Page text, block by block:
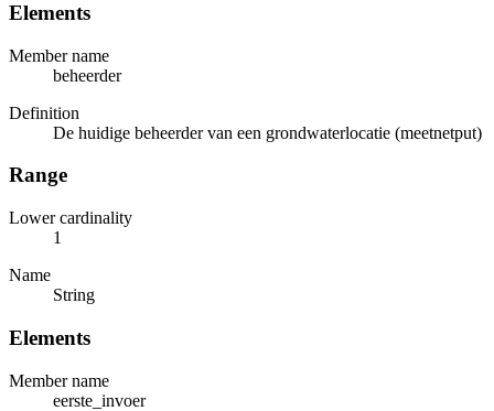
Elements
Member name
beheerder
Definition
De huidige beheerder van een grondwaterlocatie (meetnetput)
Range
Lower cardinality
1
Name
String
Elements
Member name
eerste_invoer